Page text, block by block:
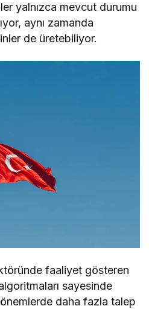
yalnızca mevcut durumu
aynı zamanda
de üretebiliyor.
faaliyet gösteren
sayesinde
daha fazla talep